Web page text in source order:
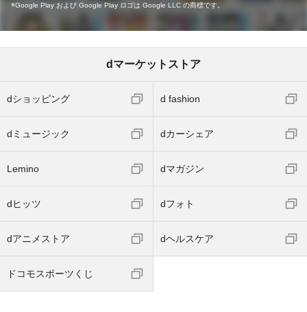
Google Play および Google Play ロゴは Google LLC の商標です。
dマーケットストア
dショッピング d fashion
dミュージック dカーシェア
Lemino dマガジン
dヒッツ dフォト
dアニメストア dヘルスケア
ドコモスポーツくじ